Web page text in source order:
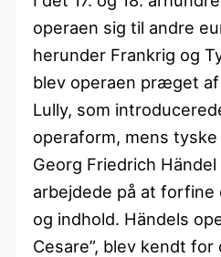
operaen sig til andre
herunder Frankrig og
blev operaen præget
Lully, som
operaform, mens
Georg Friedrich
arbejdede på at
og indhold. Händels
Cesare”, blev kendt